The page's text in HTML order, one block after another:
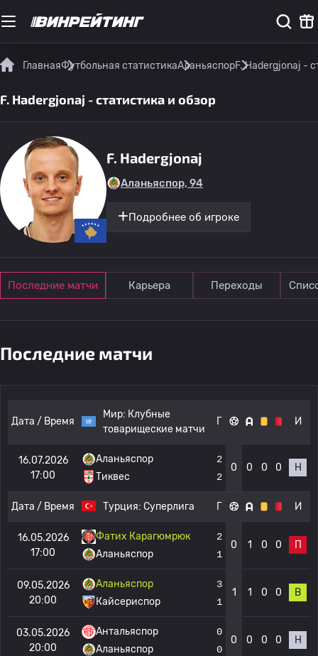
ГлавнаяФутбольная статистикаАланьяспорF. Hadergjonaj -
F. Hadergjonaj - статистика и обзор
F. Hadergjonaj
Аланьяспор, 94
Подробнее об игроке
Последние матчи Карьера Переходы
Последние матчи
Дата / Время
Мир: Клубные
товарищеские матчи
Г И
16.07.2026
17:00
Аланьяспор
Тиквес
2
2
0 0 0 0 Н
Дата / Время Турция: Суперлига Г И
16.05.2026
17:00
Фатих Карагюмрюк
Аланьяспор
2
1
0 1 0 0 П
09.05.2026
20:00
Аланьяспор
Кайсериспор
3
1
1 1 0 0 В
03.05.2026
20:00
Антальяспор
Аланьяспор
0
0
0 0 0 0 Н